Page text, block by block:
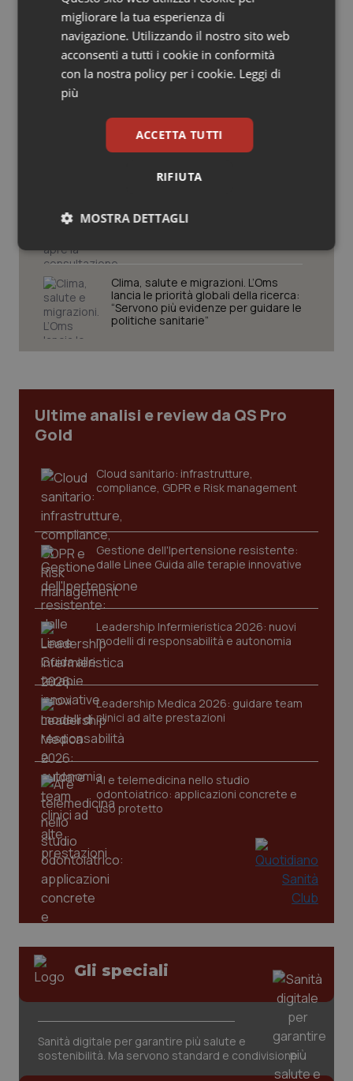
Salute orale & impianti
Sangue & coagulazione
Tiroide
Tumore al seno
Tumori del Polmone & Testa Collo
Tumori gastrointestinali
Ulcera & Reflusso
Vaccini
Studi e Analisi
Senza scelte coraggiose il Ssn rischia
di restare universale solo sulla carta.
Manovra e non solo, ecco le sfide che
Il Ssn recupera personale: +1,6% nel
pensionamenti, ma il personale resta
consultazione pubblica sul
Clima, salute e migrazioni. L’Oms
lancia le priorità globali della ricerca:
“Servono più evidenze per guidare le
politiche sanitarie”
Ultime analisi e review da QS Pro
Gold
Cloud sanitario: infrastrutture,
compliance, GDPR e Risk management
Gestione dell'Ipertensione resistente:
dalle Linee Guida alle terapie innovative
Leadership Infermieristica 2026: nuovi
modelli di responsabilità e autonomia
Leadership Medica 2026: guidare team
clinici ad alte prestazioni
AI e telemedicina nello studio
odontoiatrico: applicazioni concrete e
uso protetto
Gli speciali
Sanità digitale per garantire più salute e
sostenibilità. Ma servono standard e condivisione
migliorare la tua esperienza di
navigazione. Utilizzando il nostro sito web
acconsenti a tutti i cookie in conformità
con la nostra policy per i cookie. Leggi di
più
ACCETTA TUTTI
RIFIUTA
MOSTRA DETTAGLI
Necessari Statistici Marketing
I cookie necessari contribuiscono a rendere fruibile il
navigazione sulle pagine e l'accesso alle aree
protette del sito. Il sito web non è in grado di
funzionare correttamente senza questi cookie.
VISITOR_PRIVACY_METADATA
YouTube
CookieScriptConsent
tracking-sites-ironfish-
www.quotidianosanita.it
session-id
www.quotidianosanita.it